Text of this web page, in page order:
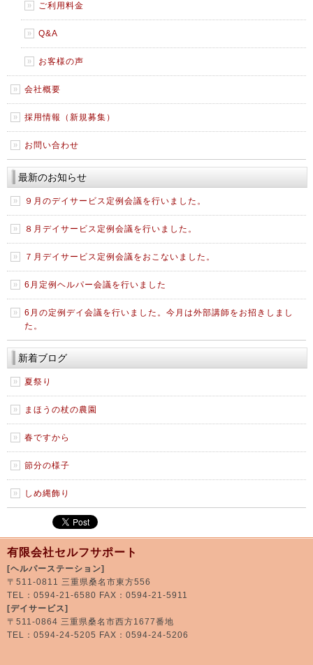
ご利用料金
Q&A
お客様の声
会社概要
採用情報（新規募集）
お問い合わせ
最新のお知らせ
９月のデイサービス定例会議を行いました。
８月デイサービス定例会議を行いました。
７月デイサービス定例会議をおこないました。
6月定例ヘルパー会議を行いました
6月の定例デイ会議を行いました。今月は外部講師をお招きしまし
た。
新着ブログ
夏祭り
まほうの杖の農園
春ですから
節分の様子
しめ縄飾り
有限会社セルフサポート
[ヘルパーステーション]
〒511-0811 三重県桑名市東方556
TEL：0594-21-6580 FAX：0594-21-5911
[デイサービス]
〒511-0864 三重県桑名市西方1677番地
TEL：0594-24-5205 FAX：0594-24-5206